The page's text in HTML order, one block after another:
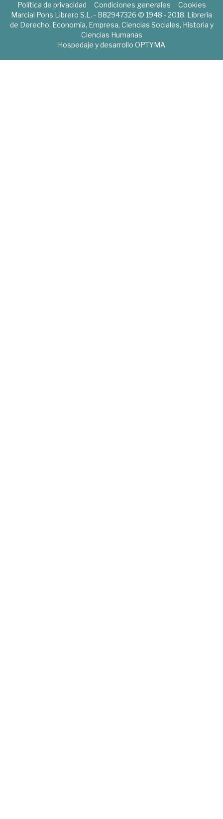
Política de privacidad Condiciones generales
Cookies
Marcial Pons Librero S.L. - B82947326 © 1948 - 2018. Librería
de Derecho, Economía, Empresa, Ciencias Sociales, Historia y
Ciencias Humanas
Hospedaje y desarrollo OPTYMA